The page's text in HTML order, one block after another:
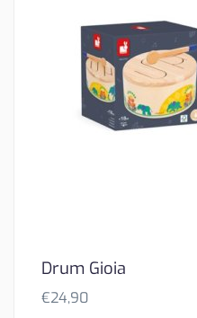
Drum Gioia
€24,90